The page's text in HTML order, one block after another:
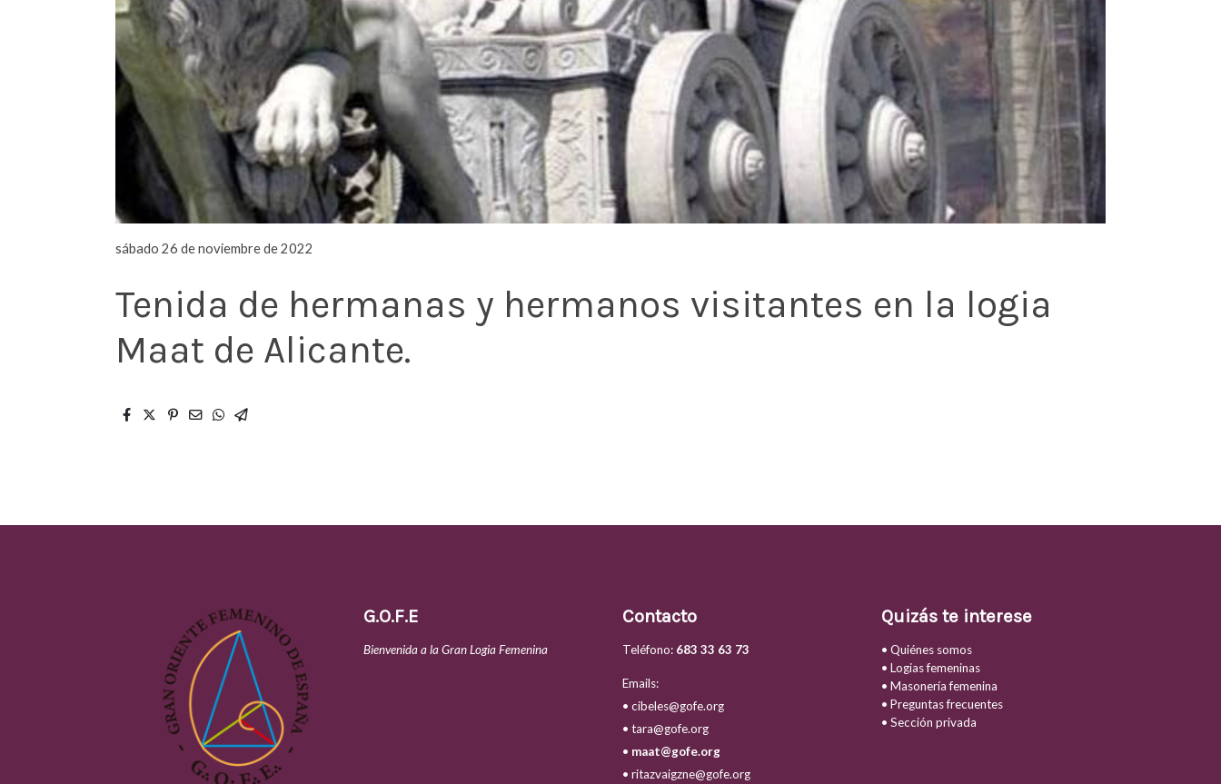
sábado 26 de noviembre de 2022
Tenida de hermanas y hermanos visitantes en la logia
Maat de Alicante.
G.O.F.E
Bienvenida a la Gran Logia Femenina
Contacto
Teléfono: 683 33 63 73
Emails:
• cibeles@gofe.org
• tara@gofe.org
• maat@gofe.org
• ritazvaigzne@gofe.org
Quizás te interese
• Quiénes somos
• Logias femeninas
• Masonería femenina
• Preguntas frecuentes
• Sección privada